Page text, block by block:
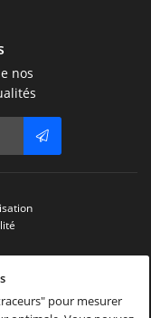
nos
pour mesurer